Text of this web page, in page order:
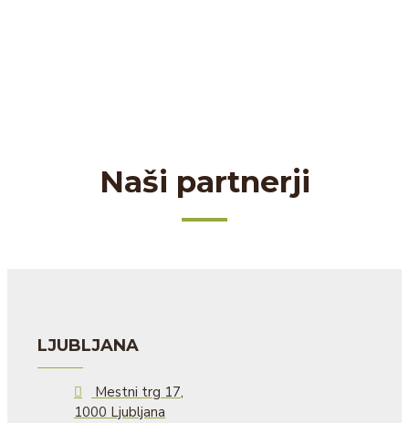
Naši partnerji
LJUBLJANA
Mestni trg 17,
1000 Ljubljana